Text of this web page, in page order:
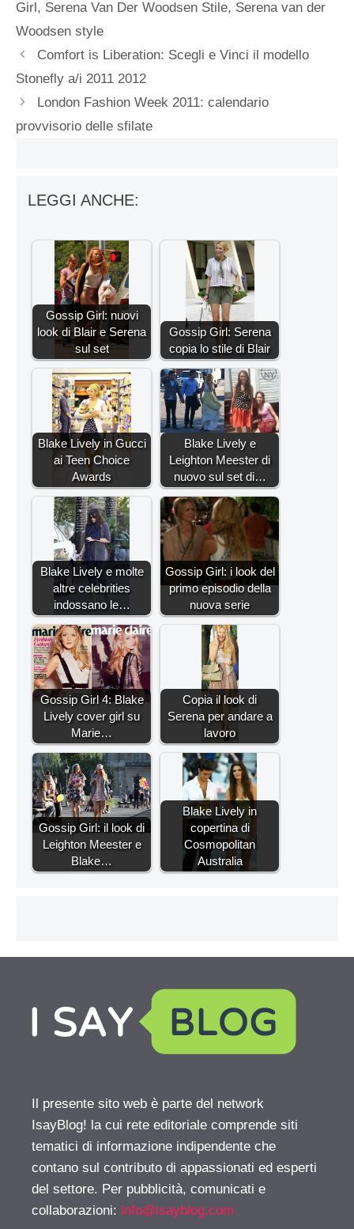
Girl, Serena Van Der Woodsen Stile, Serena van der
Woodsen style
Comfort is Liberation: Scegli e Vinci il modello
Stonefly a/i 2011 2012
London Fashion Week 2011: calendario
provvisorio delle sfilate
LEGGI ANCHE:
Gossip Girl: nuovi
look di Blair e Serena
sul set
Gossip Girl: Serena
copia lo stile di Blair
Blake Lively in Gucci
ai Teen Choice
Awards
Blake Lively e
Leighton Meester di
nuovo sul set di…
Blake Lively e molte
altre celebrities
indossano le…
Gossip Girl: i look del
primo episodio della
nuova serie
Gossip Girl 4: Blake
Lively cover girl su
Marie…
Copia il look di
Serena per andare a
lavoro
Gossip Girl: il look di
Leighton Meester e
Blake…
Blake Lively in
copertina di
Cosmopolitan
Australia
Il presente sito web è parte del network
IsayBlog! la cui rete editoriale comprende siti
tematici di informazione indipendente che
contano sul contributo di appassionati ed esperti
del settore. Per pubblicità, comunicati e
collaborazioni: info@isayblog.com